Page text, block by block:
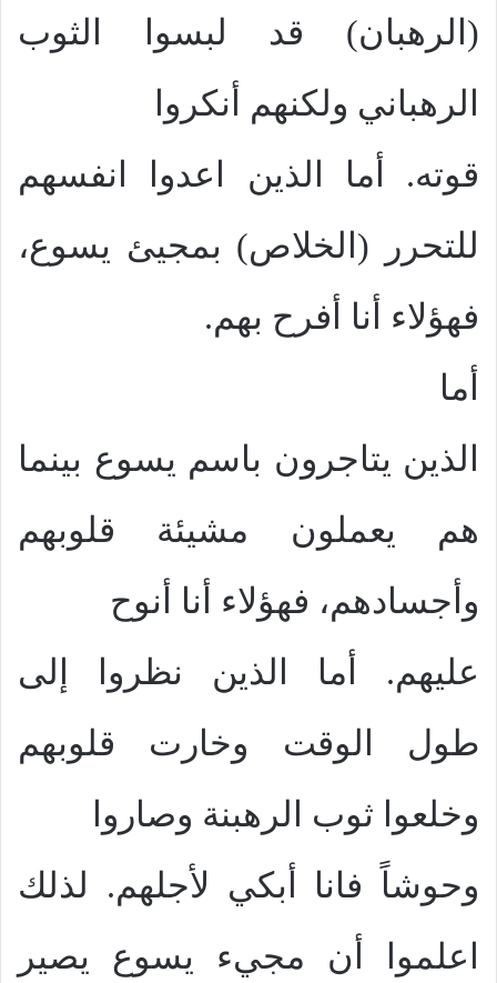
(الرهبان) قد لبسوا الثوب
الرهباني ولكنهم أنكروا
قوته. أما الذين اعدوا انفسهم
للتحرر (الخلاص) بمجيئ يسوع،
فهؤلاء أنا أفرح بهم.
أما
الذين يتاجرون باسم يسوع بينما
هم يعملون مشيئة قلوبهم
وأجسادهم، فهؤلاء أنا أنوح
عليهم. أما الذين نظروا إلى
طول الوقت وخارت قلوبهم
وخلعوا ثوب الرهبنة وصاروا
وحوشاً فانا أبكي لأجلهم. لذلك
اعلموا أن مجيء يسوع يصير